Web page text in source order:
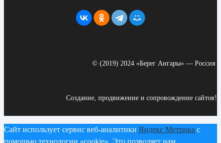
© (2019) 2024 «Берег Ангары» — Россия
Создание, продвижение и сопровождение сайтов!
Сайт использует сервис веб-аналитики Яндекс Метрика с
помощью технологии «cookie». Это позволяет нам